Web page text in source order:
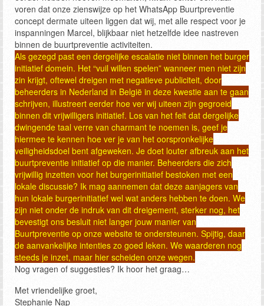
voren dat onze zienswijze op het WhatsApp Buurtpreventie
concept dermate uiteen liggen dat wij, met alle respect voor je
inspanningen Marcel, blijkbaar niet hetzelfde idee nastreven
binnen de buurtpreventie activiteiten.
Als gezegd past een dergelijke escalatie niet binnen het burger
initiatief domein. Het “vuil willen spelen” wanneer men niet zijn
zin krijgt, oftewel dreigen met negatieve publiciteit, door
beheerders in Nederland in België in deze kwestie aan te gaan
schrijven, illustreert eerder hoe ver wij uiteen zijn gegroeid
binnen dit vrijwilligers initiatief. Los van het feit dat dergelijke
dwingende taal verre van charmant te noemen is, geef je
hiermee te kennen hoe ver je van het oorspronkelijke
veiligheidsdoel bent afgeweken. Je doet louter afbreuk aan het
buurtpreventie initiatief op die manier. Beheerders die zich
vrijwillig inzetten voor het burgerinitiatief bestoken met een
lokale discussie? Ik mag aannemen dat deze aanjagers van
hun lokale burgerinitiatief wel wat anders hebben te doen. We
zijn niet onder de indruk van dit dreigement, sterker nog, het
bevestigt ons besluit niet langer jouw manier van
Buurtpreventie op onze website te ondersteunen. Spijtig, daar
de aanvankelijke intenties zo goed leken. We waarderen nog
steeds je inzet, maar hier scheiden onze wegen.
Nog vragen of suggesties? Ik hoor het graag…
Met vriendelijke groet,
Stephanie Nap